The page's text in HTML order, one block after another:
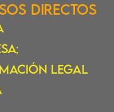
Directos
;
Legal